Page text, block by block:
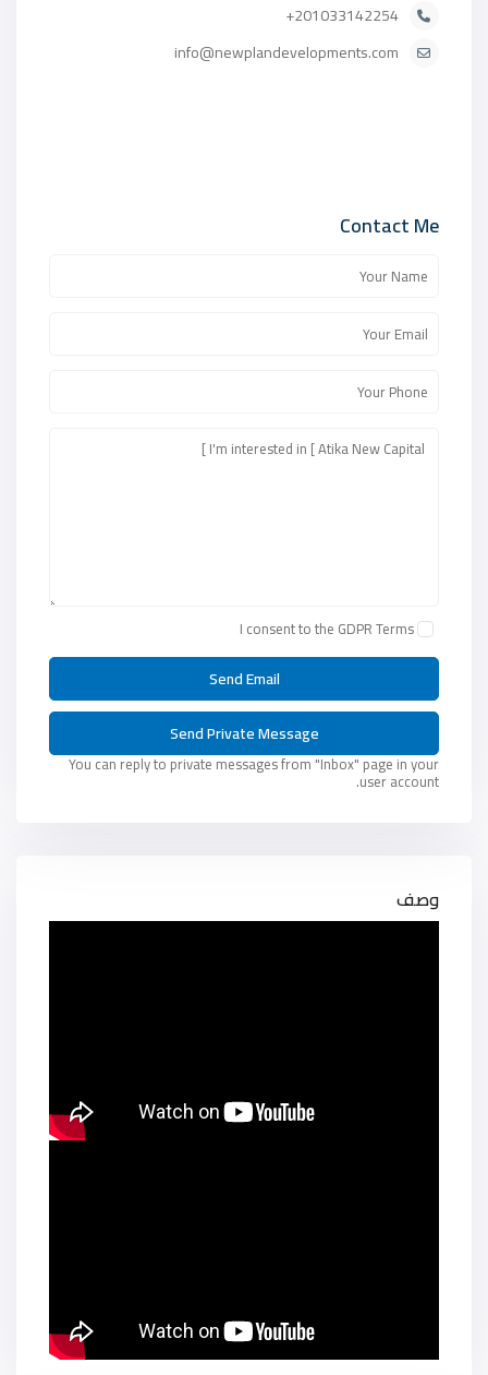
وصف
201033142254+
info@newplandevelopments.com
Contact Me
I consent to the GDPR Terms
You can reply to private messages from "Inbox" page in your
user account.